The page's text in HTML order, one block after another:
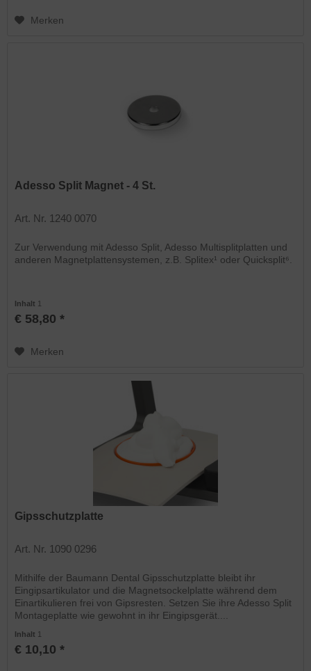
Merken
Adesso Split Magnet - 4 St.
Art. Nr. 1240 0070
Zur Verwendung mit Adesso Split, Adesso Multisplitplatten und
anderen Magnetplattensystemen, z.B. Splitex¹ oder Quicksplit⁶.
Inhalt 1
€ 58,80 *
Merken
Gipsschutzplatte
Art. Nr. 1090 0296
Mithilfe der Baumann Dental Gipsschutzplatte bleibt ihr
Eingipsartikulator und die Magnetsockelplatte während dem
Einartikulieren frei von Gipsresten. Setzen Sie ihre Adesso Split
Montageplatte wie gewohnt in ihr Eingipsgerät....
Inhalt 1
€ 10,10 *